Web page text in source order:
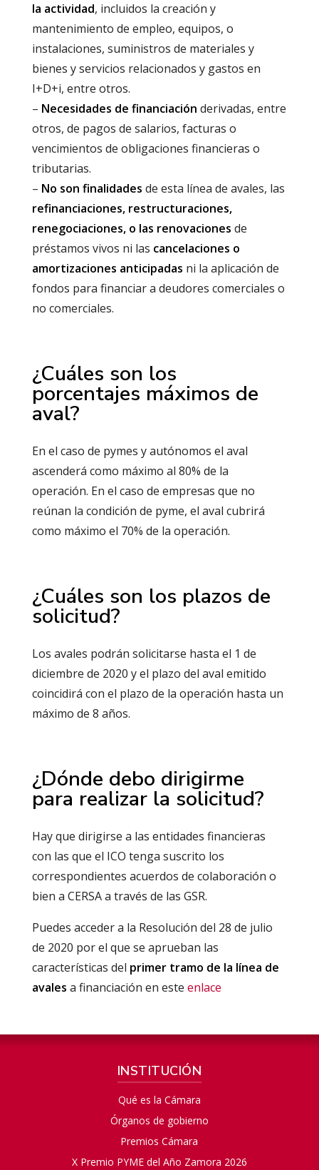
la actividad, incluidos la creación y
mantenimiento de empleo, equipos, o
instalaciones, suministros de materiales y
bienes y servicios relacionados y gastos en
I+D+i, entre otros.
– Necesidades de financiación derivadas, entre
otros, de pagos de salarios, facturas o
vencimientos de obligaciones financieras o
tributarias.
– No son finalidades de esta línea de avales, las
refinanciaciones, restructuraciones,
renegociaciones, o las renovaciones de
préstamos vivos ni las cancelaciones o
amortizaciones anticipadas ni la aplicación de
fondos para financiar a deudores comerciales o
no comerciales.
¿Cuáles son los
porcentajes máximos de
aval?
En el caso de pymes y autónomos el aval
ascenderá como máximo al 80% de la
operación. En el caso de empresas que no
reúnan la condición de pyme, el aval cubrirá
como máximo el 70% de la operación.
¿Cuáles son los plazos de
solicitud?
Los avales podrán solicitarse hasta el 1 de
diciembre de 2020 y el plazo del aval emitido
coincidirá con el plazo de la operación hasta un
máximo de 8 años.
¿Dónde debo dirigirme
para realizar la solicitud?
Hay que dirigirse a las entidades financieras
con las que el ICO tenga suscrito los
correspondientes acuerdos de colaboración o
bien a CERSA a través de las GSR.
Puedes acceder a la Resolución del 28 de julio
de 2020 por el que se aprueban las
características del primer tramo de la línea de
avales a financiación en este enlace
INSTITUCIÓN
Qué es la Cámara
Órganos de gobierno
Premios Cámara
X Premio PYME del Año Zamora 2026